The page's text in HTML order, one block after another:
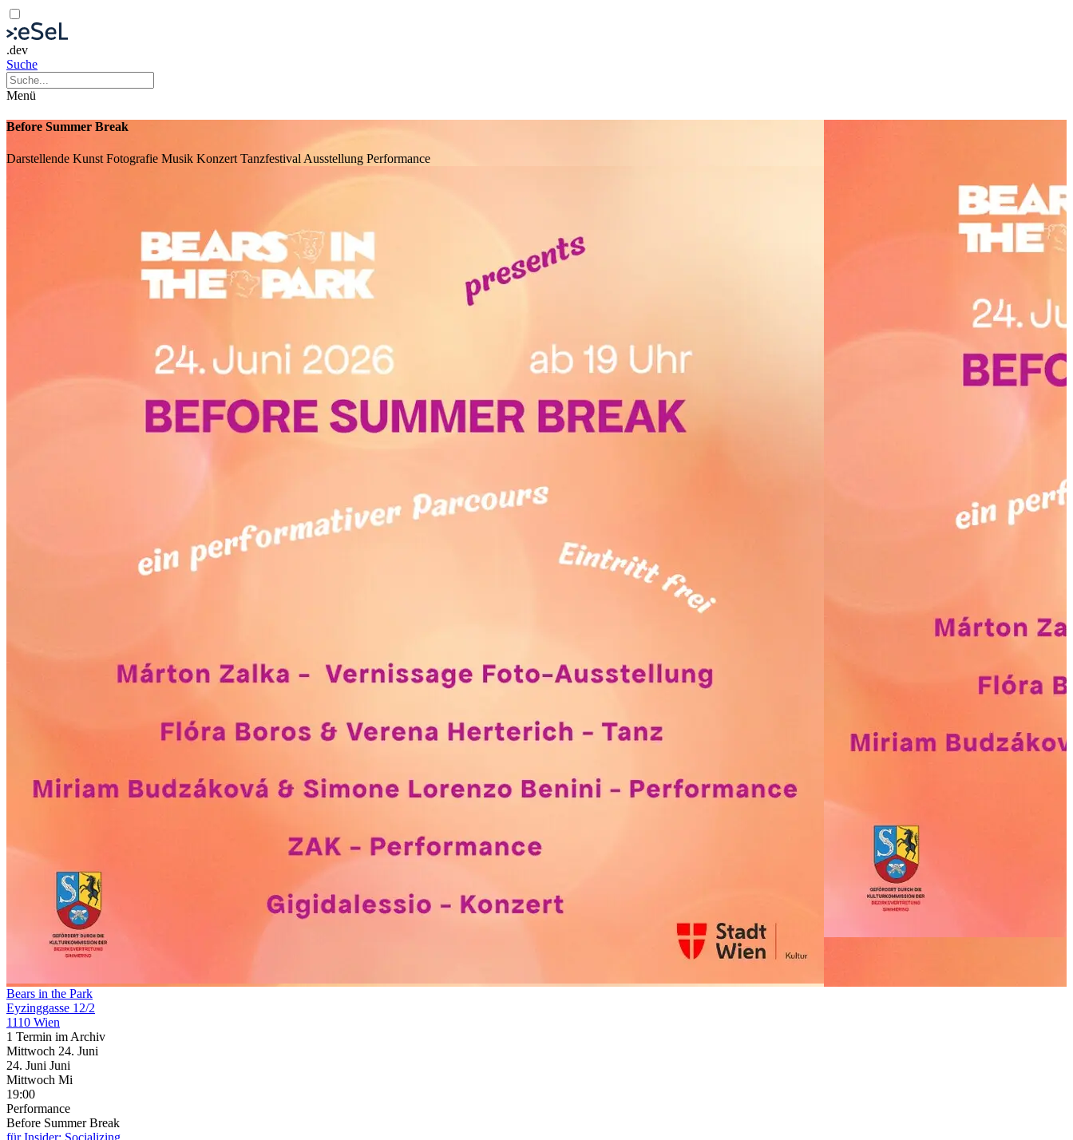
.dev
Suche
Menü
Before Summer Break
Darstellende Kunst Fotografie Musik Konzert Tanzfestival Ausstellung Performance
Bears in the Park
Eyzinggasse 12/2
1110 Wien
1 Termin im Archiv
Mittwoch 24. Juni
24. Juni Juni
Mittwoch Mi
19:00
Performance
Before Summer Break
für Insider: Socializing